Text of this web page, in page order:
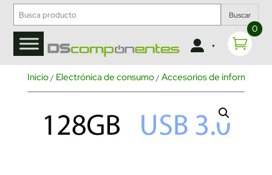
Buscar
0
Inicio/ Electrónica de consumo/ Accesorios de informática